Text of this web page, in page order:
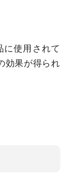
に使用されて
効果が得られ